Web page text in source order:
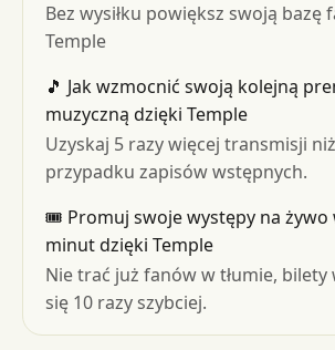
Bez wysiłku powiększ swoją bazę
Temple
🎵 Jak wzmocnić swoją kolejną
muzyczną dzięki Temple
Uzyskaj 5 razy więcej transmisji
przypadku zapisów wstępnych.
🎟 Promuj swoje występy na żywo
minut dzięki Temple
Nie trać już fanów w tłumie, bilety
się 10 razy szybciej.